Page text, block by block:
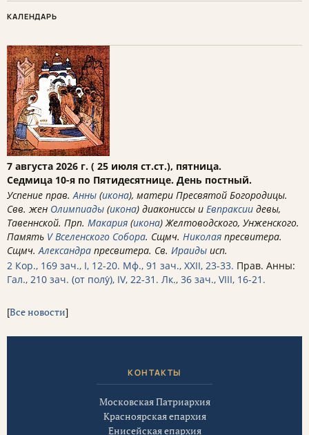
КАЛЕНДАРЬ
7 августа 2026 г. ( 25 июля ст.ст.), пятница.
Седмица 10-я по Пятидесятнице. День постный.
Успение прав.Анны (икона), матери Пресвятой Богородицы.
Свв. жен Олимпиады (икона) диакониссы и Евпраксии девы,
Тавеннской. Прп. Макария (икона) Желтоводского, Унженского.
Память V Вселенского Собора. Сщмч. Николая пресвитера.
Сщмч.Александра пресвитера. Св. Ираиды исп.
2 Кор., 169 зач., I, 12-20. Мф., 91 зач., XXII, 23-33. Прав. Анны:
Гал., 210 зач. (от полу́), IV, 22-31. Лк., 36 зач., VIII, 16-21.
[Все новости]
КОНТАКТЫ
Московская Патриархия
Красноярская епархия
Енисейская епархия